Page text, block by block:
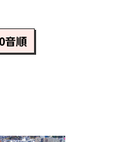
音順